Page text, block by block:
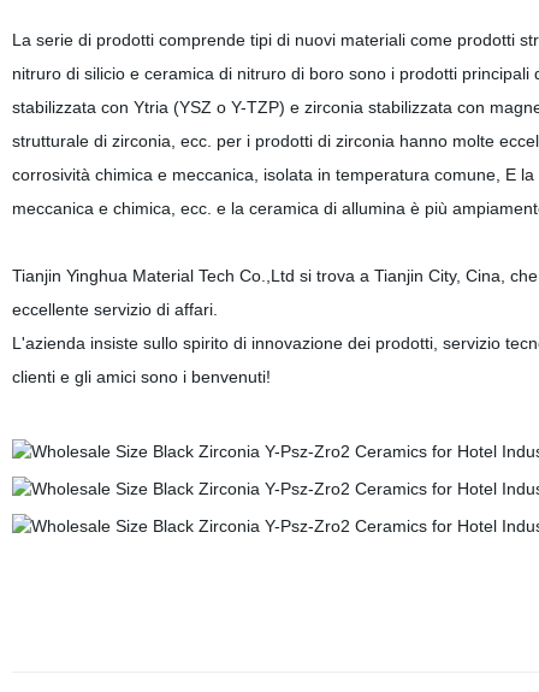
La serie di prodotti comprende tipi di nuovi materiali come prodotti
nitruro di silicio eceramica di nitruro di borosono i prodotti principali
stabilizzata con Ytria (YSZ o Y-TZP) ezirconia stabilizzata con
strutturale di zirconia, ecc. per i prodotti di zirconia hanno molte
corrosività chimica e meccanica, isolata in temperatura comune, E
meccanica e chimica, ecc. e la ceramica di allumina è più
Tianjin Yinghua Material Tech Co.,Ltd si trova a Tianjin City, Cina,
eccellente servizio di affari.
L'azienda insiste sullo spirito di innovazione dei prodotti, servizio
clienti e gli amici sono i benvenuti!